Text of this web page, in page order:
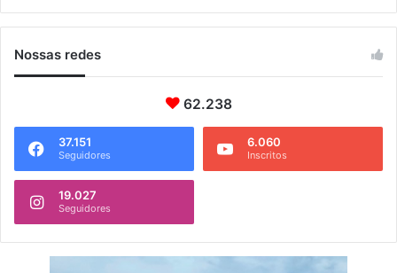
Nossas redes
62.238
37.151
Seguidores
6.060
Inscritos
19.027
Seguidores